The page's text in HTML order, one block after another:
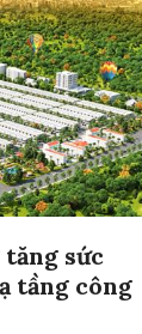
tăng sức
tầng công